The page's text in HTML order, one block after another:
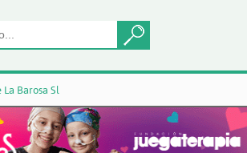
Barosa Sl